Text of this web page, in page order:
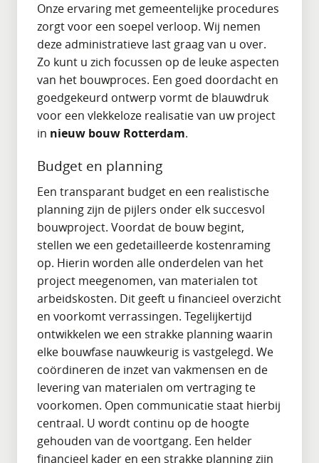
Onze ervaring met gemeentelijke procedures
zorgt voor een soepel verloop. Wij nemen
deze administratieve last graag van u over.
Zo kunt u zich focussen op de leuke aspecten
van het bouwproces. Een goed doordacht en
goedgekeurd ontwerp vormt de blauwdruk
voor een vlekkeloze realisatie van uw project
in nieuw bouw Rotterdam.
Budget en planning
Een transparant budget en een realistische
planning zijn de pijlers onder elk succesvol
bouwproject. Voordat de bouw begint,
stellen we een gedetailleerde kostenraming
op. Hierin worden alle onderdelen van het
project meegenomen, van materialen tot
arbeidskosten. Dit geeft u financieel overzicht
en voorkomt verrassingen. Tegelijkertijd
ontwikkelen we een strakke planning waarin
elke bouwfase nauwkeurig is vastgelegd. We
coördineren de inzet van vakmensen en de
levering van materialen om vertraging te
voorkomen. Open communicatie staat hierbij
centraal. U wordt continu op de hoogte
gehouden van de voortgang. Een helder
financieel kader en een strakke planning zijn